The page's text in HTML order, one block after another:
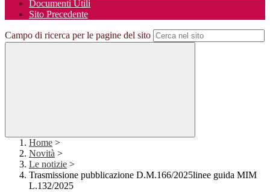
Documenti Utili
Sito Precedente
Campo di ricerca per le pagine del sito
Home >
Novità >
Le notizie >
Trasmissione pubblicazione D.M.166/2025linee guida MIM
L.132/2025